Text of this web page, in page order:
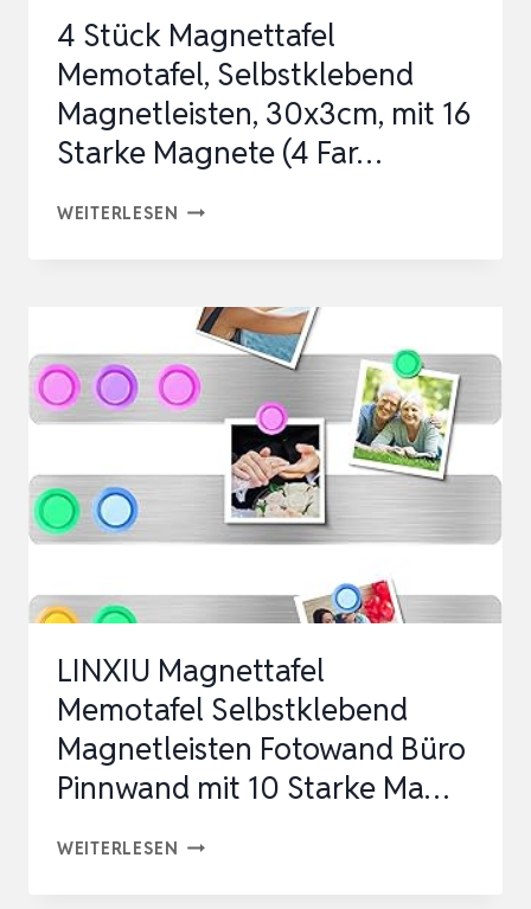
4 Stück Magnettafel
Memotafel, Selbstklebend
Magnetleisten, 30x3cm, mit 16
Starke Magnete (4 Far…
WEITERLESEN 4
MEMOTAFEL,
SELBSTKLEBEND
MAGNETLEISTEN,
30X3CM,
STARKE
(4
LINXIU Magnettafel
Memotafel Selbstklebend
Magnetleisten Fotowand Büro
Pinnwand mit 10 Starke Ma…
WEITERLESEN LINXIU